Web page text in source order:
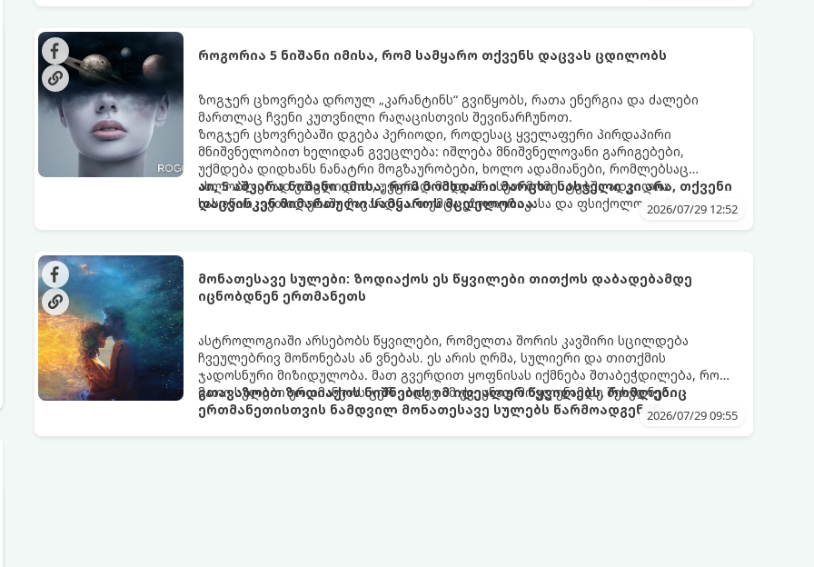
როგორია 5 ნიშანი იმისა, რომ სამყარო თქვენს დაცვას ცდილობს
ზოგჯერ ცხოვრება დროულ „კარანტინს“ გვიწყობს, რათა ენერგია და ძალები
მართლაც ჩვენი კუთვნილი რაღაცისთვის შევინარჩუნოთ.
ზოგჯერ ცხოვრებაში დგება პერიოდი, როდესაც ყველაფერი პირდაპირი
მნიშვნელობით ხელიდან გვეცლება: იშლება მნიშვნელოვანი გარიგებები,
უქმდება დიდხანს ნანატრი მოგზაურობები, ხოლო ადამიანები, რომლებსაც
ახლობლებად ვთვლიდით, უეცრად მიდიან. ასეთ მომენტებში ადვილია
სასოწარკვეთილებაში ჩავარდნა. თუმცა ეზოთერიკასა და ფსიქოლოგიაში ეს
აი, 5 აშკარა ნიშანი იმისა, რომ მომხდარი მარცხი სასჯელი კი არა, თქვენი
დაცვისკენ მიმართული სამყაროს მცდელობაა:
2026/07/29 12:52
მონათესავე სულები: ზოდიაქოს ეს წყვილები თითქოს დაბადებამდე
იცნობდნენ ერთმანეთს
ასტროლოგიაში არსებობს წყვილები, რომელთა შორის კავშირი სცილდება
ჩვეულებრივ მოწონებას ან ვნებას. ეს არის ღრმა, სულიერი და თითქმის
ჯადოსნური მიზიდულობა. მათ გვერდით ყოფნისას იქმნება შთაბეჭდილება, რომ
მათი სულები ერთმანეთს ჯერ კიდევ ამ ქვეყნად მოვლენამდე შეხვდნენ.
გთავაზობთ ზოდიაქოს ნიშნების იმ იდეალურ წყვილებს, რომლებიც
ერთმანეთისთვის ნამდვილ მონათესავე სულებს წარმოადგენენ:2026/07/29 09:55